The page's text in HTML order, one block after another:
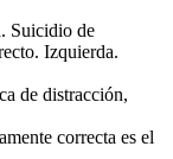
Suicidio de
Izquierda.
de distracción,
correcta es el